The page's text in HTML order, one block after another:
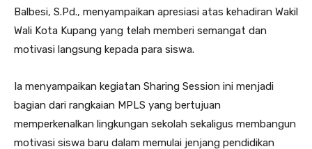
Balbesi, S.Pd., menyampaikan apresiasi atas kehadiran Wakil
Wali Kota Kupang yang telah memberi semangat dan
motivasi langsung kepada para siswa.
Ia menyampaikan kegiatan Sharing Session ini menjadi
bagian dari rangkaian MPLS yang bertujuan
memperkenalkan lingkungan sekolah sekaligus membangun
motivasi siswa baru dalam memulai jenjang pendidikan